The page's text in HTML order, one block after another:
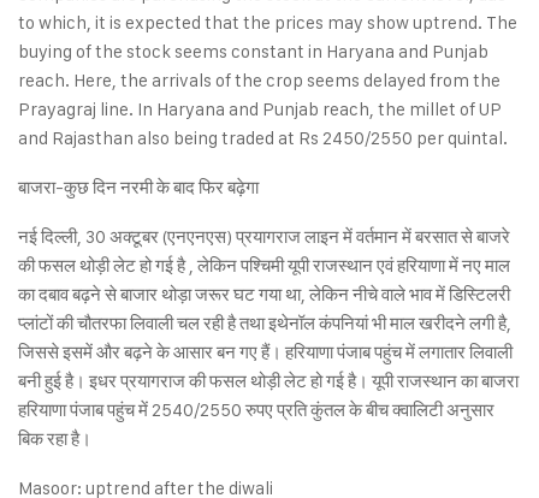
to which, it is expected that the prices may show uptrend. The
buying of the stock seems constant in Haryana and Punjab
reach. Here, the arrivals of the crop seems delayed from the
Prayagraj line. In Haryana and Punjab reach, the millet of UP
and Rajasthan also being traded at Rs 2450/2550 per quintal.
बाजरा-कुछ दिन नरमी के बाद फिर बढ़ेगा
नई दिल्ली, 30 अक्टूबर (एनएनएस) प्रयागराज लाइन में वर्तमान में बरसात से बाजरे
की फसल थोड़ी लेट हो गई है , लेकिन पश्चिमी यूपी राजस्थान एवं हरियाणा में नए माल
का दबाव बढ़ने से बाजार थोड़ा जरूर घट गया था, लेकिन नीचे वाले भाव में डिस्टिलरी
प्लांटों की चौतरफा लिवाली चल रही है तथा इथेनॉल कंपनियां भी माल खरीदने लगी है,
जिससे इसमें और बढ़ने के आसार बन गए हैं। हरियाणा पंजाब पहुंच में लगातार लिवाली
बनी हुई है। इधर प्रयागराज की फसल थोड़ी लेट हो गई है। यूपी राजस्थान का बाजरा
हरियाणा पंजाब पहुंच में 2540/2550 रुपए प्रति कुंतल के बीच क्वालिटी अनुसार
बिक रहा है।
Masoor: uptrend after the diwali